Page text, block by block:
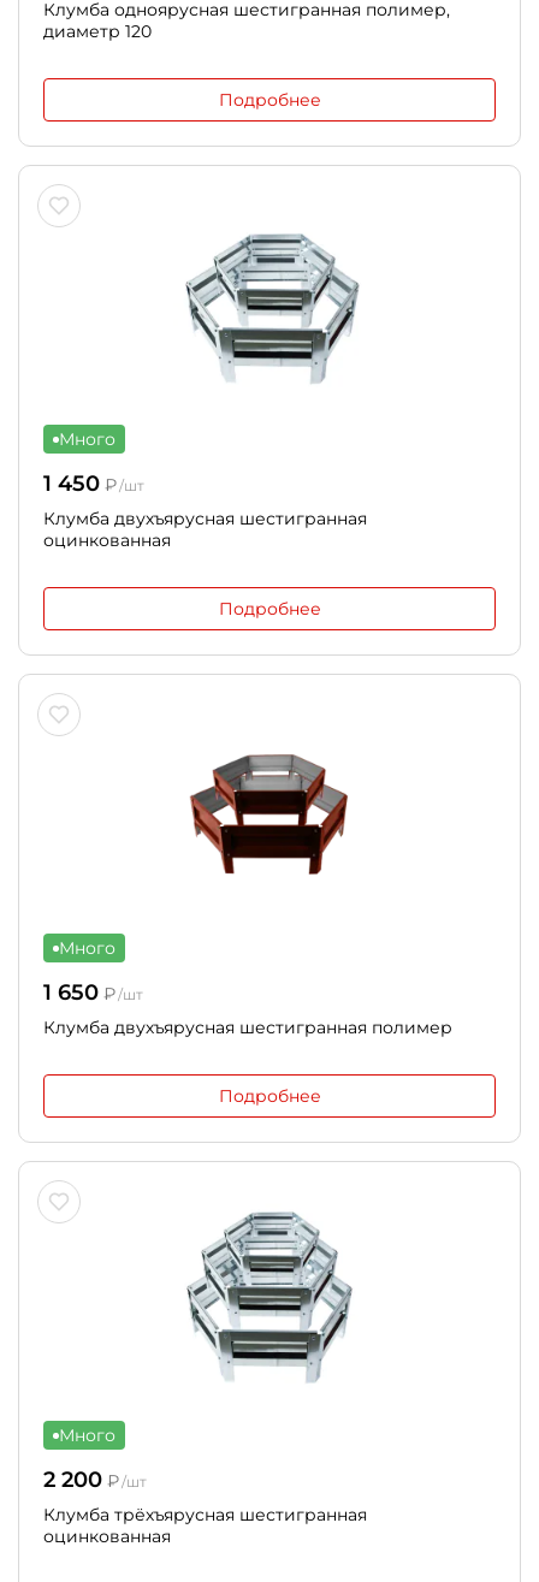
Клумба одноярусная шестигранная полимер,
диаметр 120
Подробнее
Много
1 450 ₽/шт
Клумба двухъярусная шестигранная
оцинкованная
Подробнее
Много
1 650 ₽/шт
Клумба двухъярусная шестигранная полимер
Подробнее
Много
2 200 ₽/шт
Клумба трёхъярусная шестигранная
оцинкованная